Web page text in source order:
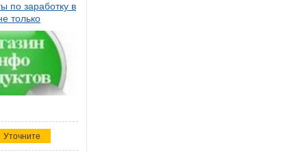
по заработку в
только
Уточните